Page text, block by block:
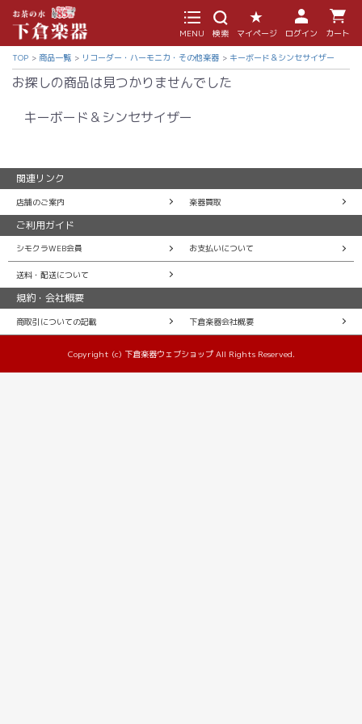
MENU 検索 マイページ ログイン カート
TOP 商品一覧 リコーダー・ハーモニカ・その他楽器 キーボード＆シンセサイザー
お探しの商品は見つかりませんでした
キーボード＆シンセサイザー
関連リンク
店舗のご案内 楽器買取
ご利用ガイド
シモクラWEB会員 お支払いについて
送料・配送について
規約・会社概要
商取引についての記載 下倉楽器会社概要
Copyright (c) 下倉楽器ウェブショップ All Rights Reserved.